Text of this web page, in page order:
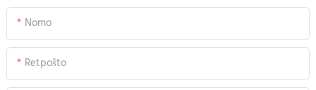
Nomo
Retpoŝto